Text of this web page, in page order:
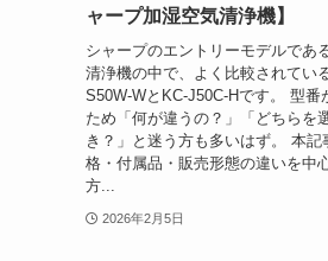
ャープ加湿空気清浄機】
シャープのエントリーモデルであ
清浄機の中で、よく比較されてい
S50W-WとKC-J50C-Hです。 型番
ため「何が違うの？」「どちらを
き？」と迷う方も多いはず。 本記
格・付属品・販売形態の違いを中
方...
2026年2月5日